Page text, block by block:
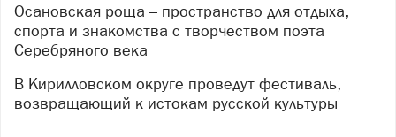
Осановская роща – пространство для отдыха,
спорта и знакомства с творчеством поэта
Серебряного века
В Кирилловском округе проведут фестиваль,
возвращающий к истокам русской культуры